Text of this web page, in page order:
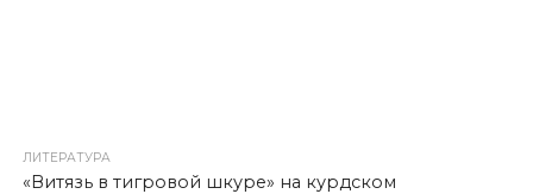
ЛИТЕРАТУРА
«Витязь в тигровой шкуре» на курдском